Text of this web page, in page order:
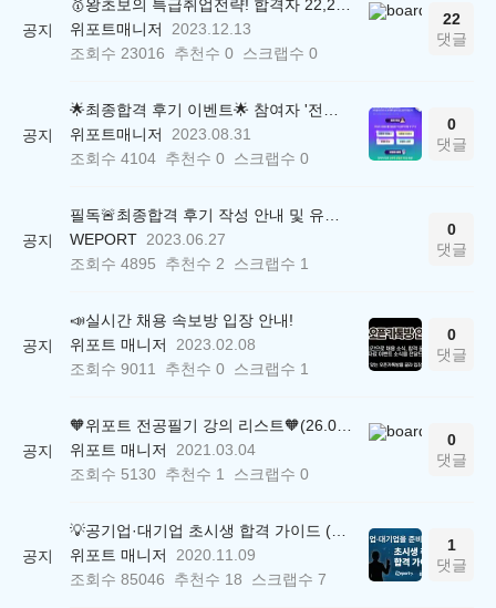
공지
위포트매니저
2023.12.13
조회수 23016 추천수 0 스크랩수 0
22
댓글
공지
위포트매니저
2023.08.31
조회수 4104 추천수 0 스크랩수 0
0
댓글
공지
WEPORT 2023.06.27
조회수 4895 추천수 2 스크랩수 1
0
댓글
공지
📣실시간 채용 속보방 입장 안내!
위포트 매니저
2023.02.08
조회수 9011 추천수 0 스크랩수 1
0
댓글
공지
위포트 매니저
2021.03.04
조회수 5130 추천수 1 스크랩수 0
0
댓글
공지
위포트 매니저
2020.11.09
조회수 85046 추천수 18 스크랩수 7
1
댓글